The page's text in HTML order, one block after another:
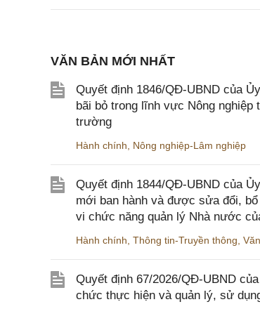
VĂN BẢN MỚI NHẤT
Quyết định 1846/QĐ-UBND của
bãi bỏ trong lĩnh vực Nông
trường
Hành chính Nông nghiệp-Lâm nghiệp
Quyết định 1844/QĐ-UBND của
mới ban hành và được sửa đổi,
vi chức năng quản lý Nhà nước
Hành chính Thông tin-Truyền thông
Quyết định 67/2026/QĐ-UBND
chức thực hiện và quản lý, sử